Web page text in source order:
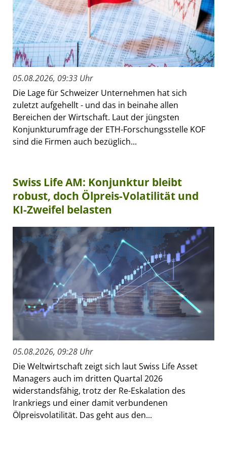
05.08.2026, 09:33 Uhr
Die Lage für Schweizer Unternehmen hat sich
zuletzt aufgehellt - und das in beinahe allen
Bereichen der Wirtschaft. Laut der jüngsten
Konjunkturumfrage der ETH-Forschungsstelle KOF
sind die Firmen auch bezüglich...
Swiss Life AM: Konjunktur bleibt
robust, doch Ölpreis-Volatilität und
KI-Zweifel belasten
05.08.2026, 09:28 Uhr
Die Weltwirtschaft zeigt sich laut Swiss Life Asset
Managers auch im dritten Quartal 2026
widerstandsfähig, trotz der Re-Eskalation des
Irankriegs und einer damit verbundenen
Ölpreisvolatilität. Das geht aus den...